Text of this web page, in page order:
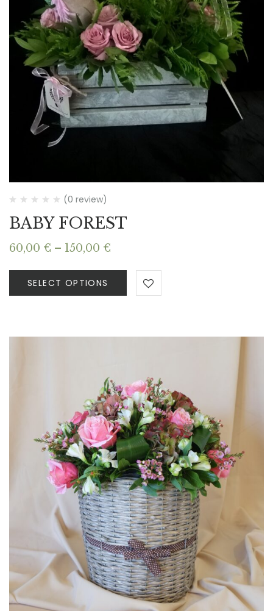
(0 review)
BABY FOREST
60,00 € – 150,00 €
60,00 €
through
SELECT OPTIONS